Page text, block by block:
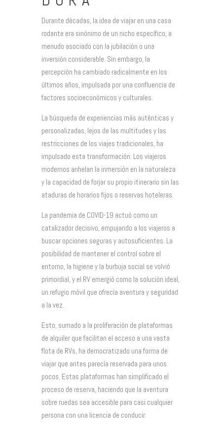
Durante décadas, la idea de viajar en una casa
rodante era sinónimo de un nicho específico, a
menudo asociado con la jubilación o una
inversión considerable. Sin embargo, la
percepción ha cambiado radicalmente en los
últimos años, impulsada por una confluencia de
factores socioeconómicos y culturales.
La búsqueda de experiencias más auténticas y
personalizadas, lejos de las multitudes y las
restricciones de los viajes tradicionales, ha
impulsado esta transformación. Los viajeros
modernos anhelan la inmersión en la naturaleza
y la capacidad de forjar su propio itinerario sin las
ataduras de horarios fijos o reservas hoteleras.
La pandemia de COVID-19 actuó como un
catalizador decisivo, empujando a los viajeros a
buscar opciones seguras y autosuficientes. La
posibilidad de mantener el control sobre el
entorno, la higiene y la burbuja social se volvió
primordial, y el RV emergió como la solución ideal,
un refugio móvil que ofrecía aventura y seguridad
a la vez.
Esto, sumado a la proliferación de plataformas
de alquiler que facilitan el acceso a una vasta
flota de RVs, ha democratizado una forma de
viajar que antes parecía reservada para unos
pocos. Estas plataformas han simplificado el
proceso de reserva, haciendo que la aventura
sobre ruedas sea accesible para casi cualquier
persona con una licencia de conducir.